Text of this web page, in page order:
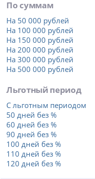
По суммам
На 50 000 рублей
На 100 000 рублей
На 150 000 рублей
На 200 000 рублей
На 300 000 рублей
На 500 000 рублей
Льготный период
С льготным периодом
50 дней без %
60 дней без %
90 дней без %
100 дней без %
110 дней без %
120 дней без %